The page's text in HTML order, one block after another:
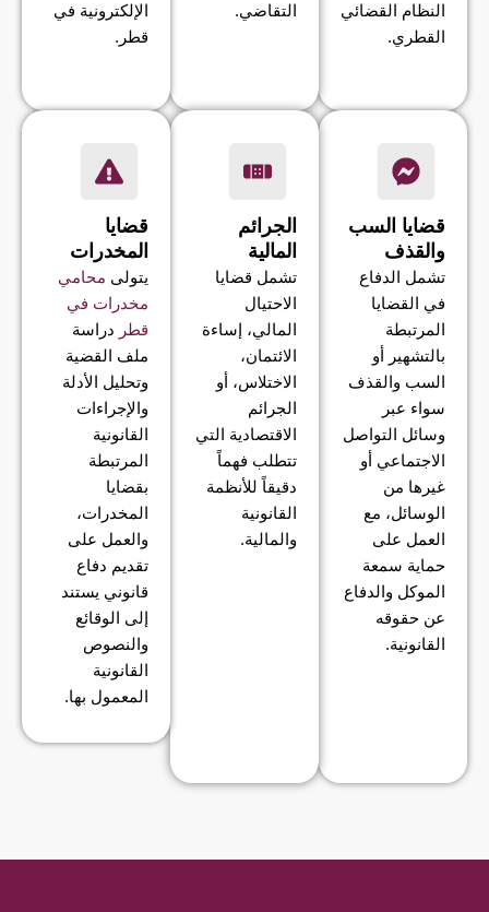
النظام القضائي
القطري.
التقاضي.
الإلكترونية في
قطر.
قضايا السب
والقذف
تشمل الدفاع
في القضايا
المرتبطة
بالتشهير أو
السب والقذف
سواء عبر
وسائل التواصل
الاجتماعي أو
غيرها من
الوسائل، مع
العمل على
حماية سمعة
الموكل والدفاع
عن حقوقه
القانونية.
الجرائم
المالية
تشمل قضايا
الاحتيال
المالي، إساءة
الائتمان،
الاختلاس، أو
الجرائم
الاقتصادية التي
تتطلب فهماً
دقيقاً للأنظمة
القانونية
والمالية.
قضايا
المخدرات
يتولى محامي
مخدرات في
قطر دراسة
ملف القضية
وتحليل الأدلة
والإجراءات
القانونية
المرتبطة
بقضايا
المخدرات،
والعمل على
تقديم دفاع
قانوني يستند
إلى الوقائع
والنصوص
القانونية
المعمول بها.